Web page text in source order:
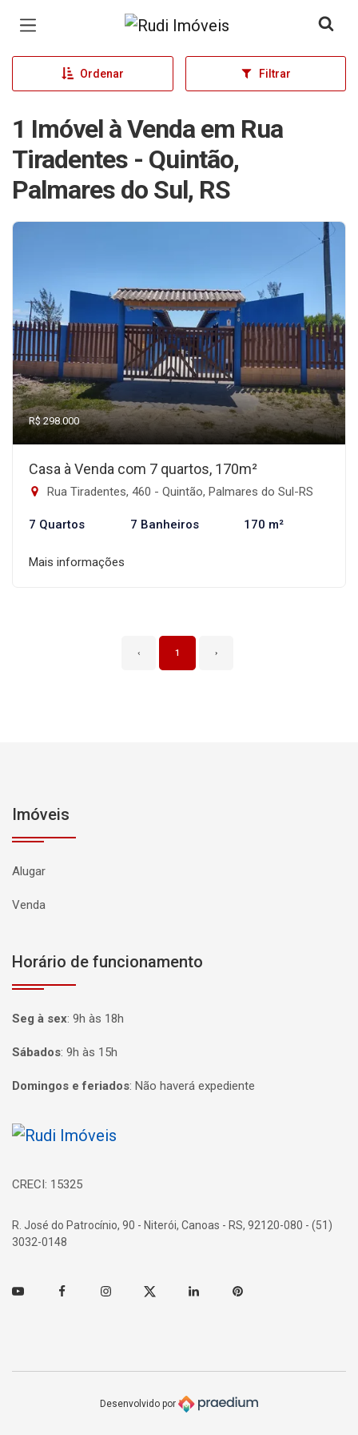
Página inicial
Ordenar Filtrar
1 Imóvel à Venda em Rua
Tiradentes - Quintão,
Palmares do Sul, RS
R$ 298.000
Casa à Venda com 7 quartos, 170m²
Rua Tiradentes, 460 - Quintão, Palmares do Sul-RS
7 Quartos 7 Banheiros 170 m²
Mais informações
‹ 1 ›
Imóveis
Alugar
Venda
Horário de funcionamento
Seg à sex: 9h às 18h
Sábados: 9h às 15h
Domingos e feriados: Não haverá expediente
Página inicial
CRECI: 15325
R. José do Patrocínio, 90 - Niterói, Canoas - RS, 92120-080 - (51)
3032-0148
Youtube FacebookInstagramTwitter Linkedin Pinterest
Desenvolvido por